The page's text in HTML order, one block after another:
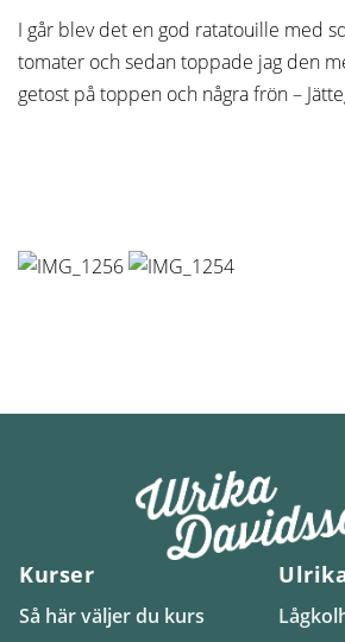
I går blev det en god ratatouille med
tomater och sedan toppade jag den
getost på toppen och några frön –
Kurser
Så här väljer du kurs